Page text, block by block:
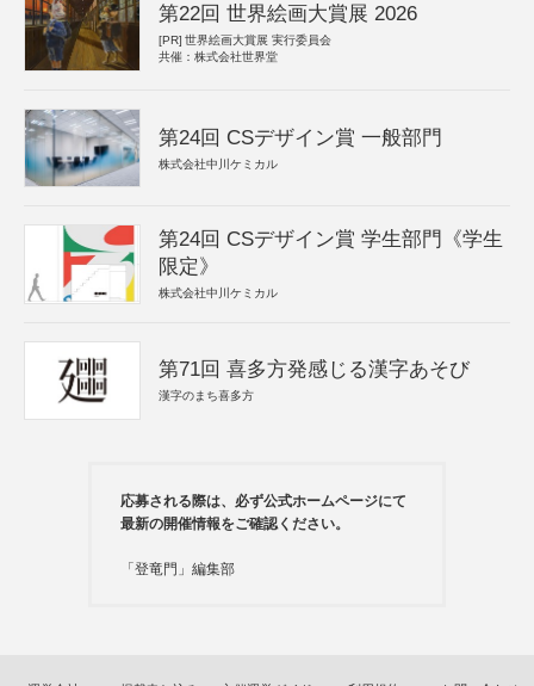
第22回 世界絵画大賞展 2026
[PR] 世界絵画大賞展 実行委員会
共催：株式会社世界堂
第24回 CSデザイン賞 一般部門
株式会社中川ケミカル
第24回 CSデザイン賞 学生部門《学生
限定》
株式会社中川ケミカル
第71回 喜多方発感じる漢字あそび
漢字のまち喜多方
応募される際は、必ず公式ホームページにて
最新の開催情報をご確認ください。
「登竜門」編集部